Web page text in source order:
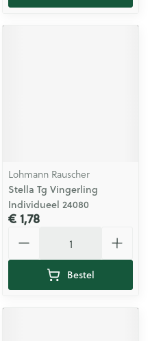
Lohmann Rauscher
Stella Tg Vingerling
Individueel 24080
€ 1,78
Bestel